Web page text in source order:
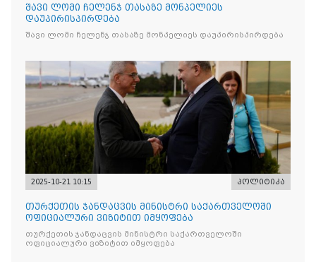
შავი ლომი ჩელენჯ თასაზე მონპელიეს
დაუპირისპირდება
შავი ლომი ჩელენჯ თასაზე მონპელიეს დაუპირისპირდება
2025-10-21 10:15 პოლიტიკა
თურქეთის ჯანდაცვის მინისტრი საქართველოში
ოფიციალური ვიზიტით იმყოფება
თურქეთის ჯანდაცვის მინისტრი საქართველოში
ოფიციალური ვიზიტით იმყოფება